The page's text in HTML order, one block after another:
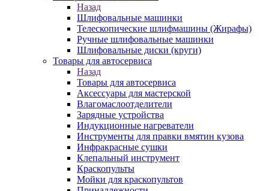
Назад
Шлифовальные машинки
Телескопические шлифмашины (Жирафы)
Ручные шлифовальные машинки
Шлифовальные диски (круги)
Товары для автосервиса
Назад
Товары для автосервиса
Аксессуары для мастерской
Влагомаслоотделители
Зарядные устройства
Индукционные нагреватели
Инструменты для правки вмятин кузова
Инфракрасные сушки
Клепальный инструмент
Краскопульты
Мойки для краскопультов